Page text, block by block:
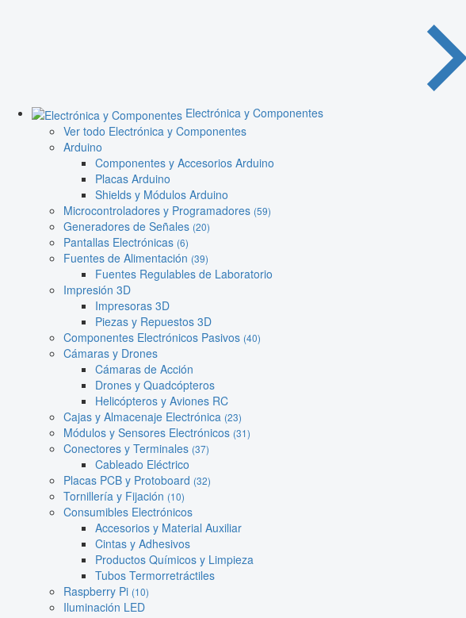
Electrónica y Componentes
Ver todo Electrónica y Componentes
Arduino
Componentes y Accesorios Arduino
Placas Arduino
Shields y Módulos Arduino
Microcontroladores y Programadores (59)
Generadores de Señales (20)
Pantallas Electrónicas (6)
Fuentes de Alimentación (39)
Fuentes Regulables de Laboratorio
Impresión 3D
Impresoras 3D
Piezas y Repuestos 3D
Componentes Electrónicos Pasivos (40)
Cámaras y Drones
Cámaras de Acción
Drones y Quadcópteros
Helicópteros y Aviones RC
Cajas y Almacenaje Electrónica (23)
Módulos y Sensores Electrónicos (31)
Conectores y Terminales (37)
Cableado Eléctrico
Placas PCB y Protoboard (32)
Tornillería y Fijación (10)
Consumibles Electrónicos
Accesorios y Material Auxiliar
Cintas y Adhesivos
Productos Químicos y Limpieza
Tubos Termorretráctiles
Raspberry Pi (10)
Iluminación LED